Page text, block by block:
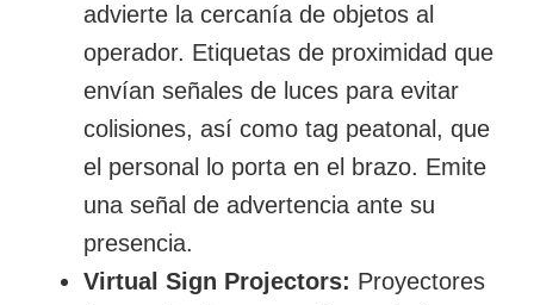
advierte la cercanía de objetos al
operador. Etiquetas de proximidad que
envían señales de luces para evitar
colisiones, así como tag peatonal, que
el personal lo porta en el brazo. Emite
una señal de advertencia ante su
presencia.
Virtual Sign Projectors: Proyectores